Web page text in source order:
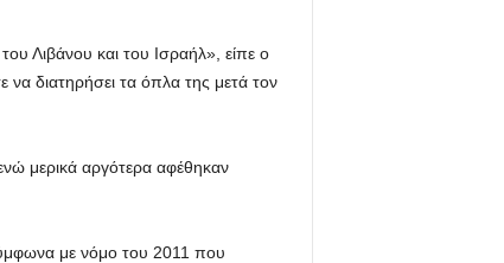
Λιβάνου και του Ισραήλ», είπε ο
διατηρήσει τα όπλα της μετά τον
μερικά αργότερα αφέθηκαν
με νόμο του 2011 που